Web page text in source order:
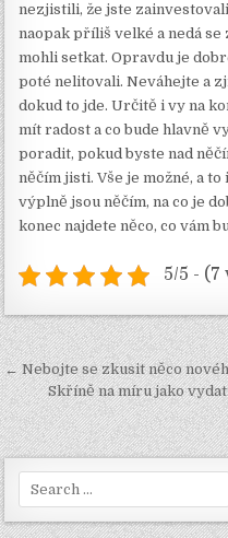
nezjistili, že jste
naopak příliš velké a nedá
mohli setkat. Opravdu je
poté nelitovali. Neváhejte a
dokud to jde. Určitě i vy na
mít radost a co bude hlavně
poradit, pokud byste nad
něčím jisti. Vše je možné, a
výplně jsou něčím, na co je
konec najdete něco, co vám
5/5 - (7
Navigace
pro
příspěvek
← Nebojte se zkusit něco
Skříně na míru jako
Search
for: